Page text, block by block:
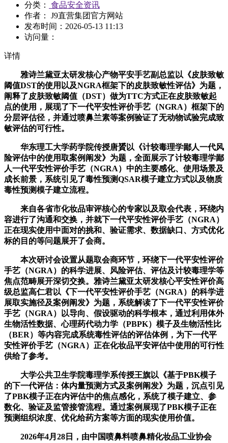
分类：
食品安全资讯
作者： J9直营集团官方网站
发布时间： 2026-05-13 11:13
访问量：
详情
雅诗兰黛亚太研发核心产物平安手艺副总监以《皮肤致敏
阈值DST的使用以及NGRA框架下的皮肤致敏性评估》为题，
阐释了皮肤致敏阈值（DST）做为TTC方式正在皮肤致敏起
点的使用，展现了下一代平安性评价手艺（NGRA）框架下的
分层评估径，并通过喷鼻兰素等案例验证了无动物试验完成致
敏评估的可行性。
华东理工大学药学院传授唐贇以《计较毒理学鄙人一代风
险评估中的使用取案例阐发》为题，全面展示了计较毒理学鄙
人一代平安性评价手艺（NGRA）中的主要感化、使用场景及
成长前景，系统引见了毒性预测QSAR模子建立方式以及物质
毒性预测模子建立流程。
来自各省市化妆品审评核心的专家以及取会代表，环绕内
容进行了沟通和交换，并就下一代平安性评价手艺（NGRA）
正在现实使用中面对的挑和、验证需求、数据缺口、方式优化
标的目的等问题展开了会商。
本次研讨会设置从题取会商环节，环绕下一代平安性评价
手艺（NGRA）的科学进展、风险评估、评估及计较毒理学等
焦点范畴展开深切交换。雅诗兰黛亚太研发核心平安性评价高
级总监高仁君以《下一代平安性评价手艺（NGRA）的科学进
展取实施径及案例阐发》为题，系统解读了下一代平安性评价
手艺（NGRA）以导向、假设驱动的科学根本，通过利用体外
生物活性数据、心理药代动力学（PBPK）模子及生物活性比
（BER）等内容完成系统毒性评估的评估体例，为下一代平
安性评价手艺（NGRA）正在化妆品平安评估中使用的可行性
供给了参考。
大学公共卫生学院毒理学系传授王旗以《基于PBK模子
的下一代评估：体内量预测方式及案例阐发》为题，沉点引见
了PBK模子正在内评估中的焦点感化，系统了模子建立、参
数化、验证及监管接管流程。通过案例展现了PBK模子正在
预测组织浓度、优化给药方案等方面的现实使用价值。
2026年4月28日，由中国喷鼻料喷鼻精化妆品工业协会